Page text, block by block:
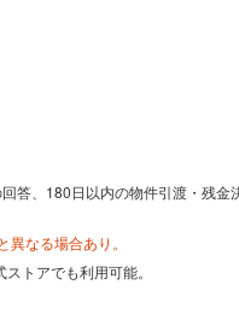
答、180日以内の物件引渡・残金
なる場合あり。
トアでも利用可能。